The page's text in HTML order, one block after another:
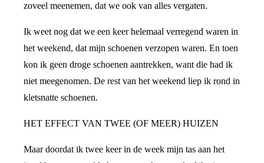
zoveel meenemen, dat we ook van alles vergaten.
Ik weet nog dat we een keer helemaal verregend waren in
het weekend, dat mijn schoenen verzopen waren. En toen
kon ik geen droge schoenen aantrekken, want die had ik
niet meegenomen. De rest van het weekend liep ik rond in
kletsnatte schoenen.
HET EFFECT VAN TWEE (OF MEER) HUIZEN
Maar doordat ik twee keer in de week mijn tas aan het